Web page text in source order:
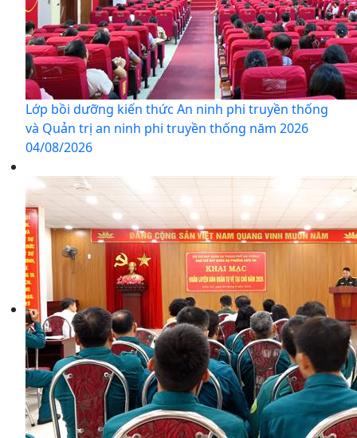
Lớp bồi dưỡng kiến thức An ninh phi truyền thống
và Quản trị an ninh phi truyền thống năm 2026
04/08/2026